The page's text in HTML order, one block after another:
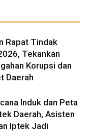
Rapat Tindak
Tekankan
Korupsi dan
Daerah
Induk dan Peta
Daerah, Asisten
Iptek Jadi